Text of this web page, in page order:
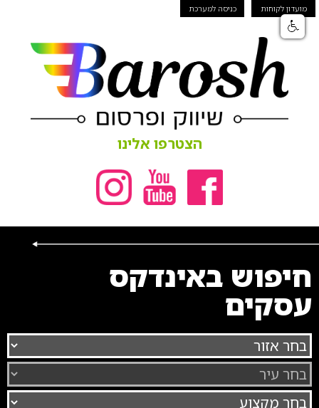
מועדון לקוחות כניסה למערכת
הצטרפו אלינו
חיפוש באינדקס
עסקים